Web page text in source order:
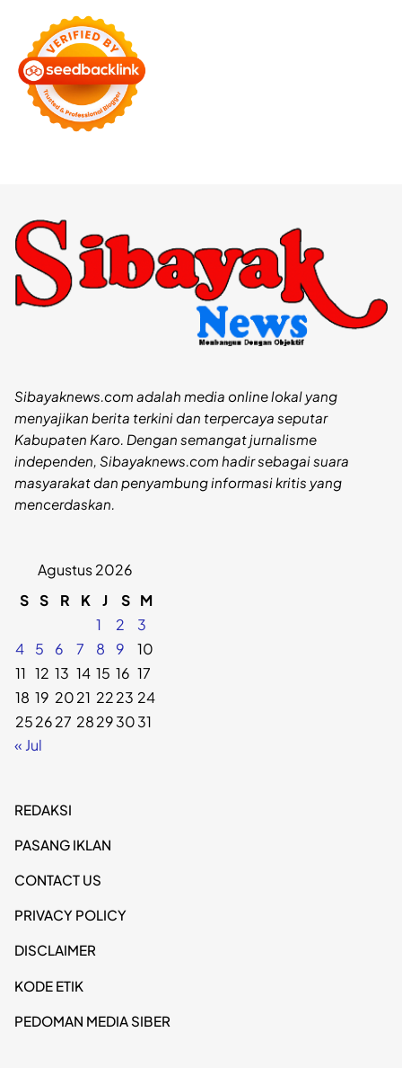
Sibayaknews.com adalah media online lokal yang
menyajikan berita terkini dan terpercaya seputar
Kabupaten Karo. Dengan semangat jurnalisme
independen, Sibayaknews.com hadir sebagai suara
masyarakat dan penyambung informasi kritis yang
mencerdaskan.
Agustus 2026
S S R K J S M
1
2
3
4
5 6 7 8 9
10
11 12 13 14 15 16 17
18 19 2021 2223 24
252627 28293031
« Jul
REDAKSI
PASANG IKLAN
CONTACT US
PRIVACY POLICY
DISCLAIMER
KODE ETIK
PEDOMAN MEDIA SIBER